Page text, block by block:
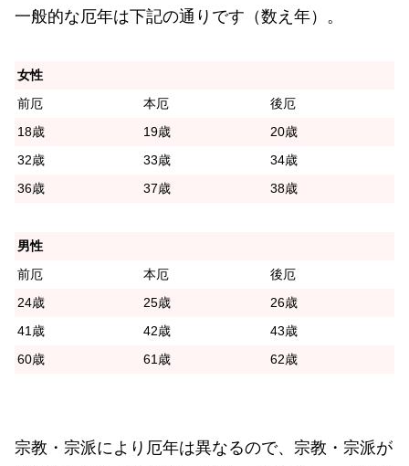
一般的な厄年は下記の通りです（数え年）。
女性
前厄
本厄
後厄
18歳
19歳
20歳
32歳
33歳
34歳
36歳
37歳 38歳
男性
前厄
本厄
後厄
24歳
25歳
26歳
41歳
42歳
43歳
60歳
61歳 62歳
宗教・宗派により厄年は異なるので、宗教・宗派が